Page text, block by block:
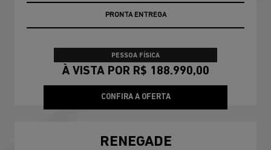
PRONTA ENTREGA
PREÇOS REDUZIDOS
PESSOA FÍSICA
À VISTA POR R$ 188.990,00
CONFIRA A OFERTA
RENEGADE